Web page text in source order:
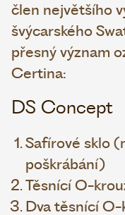
člen největšího
švýcarského
přesný význam
Certina:
DS Concept
Safírové sklo
poškrábání)
Těsnící O-
Dva těsnící O-